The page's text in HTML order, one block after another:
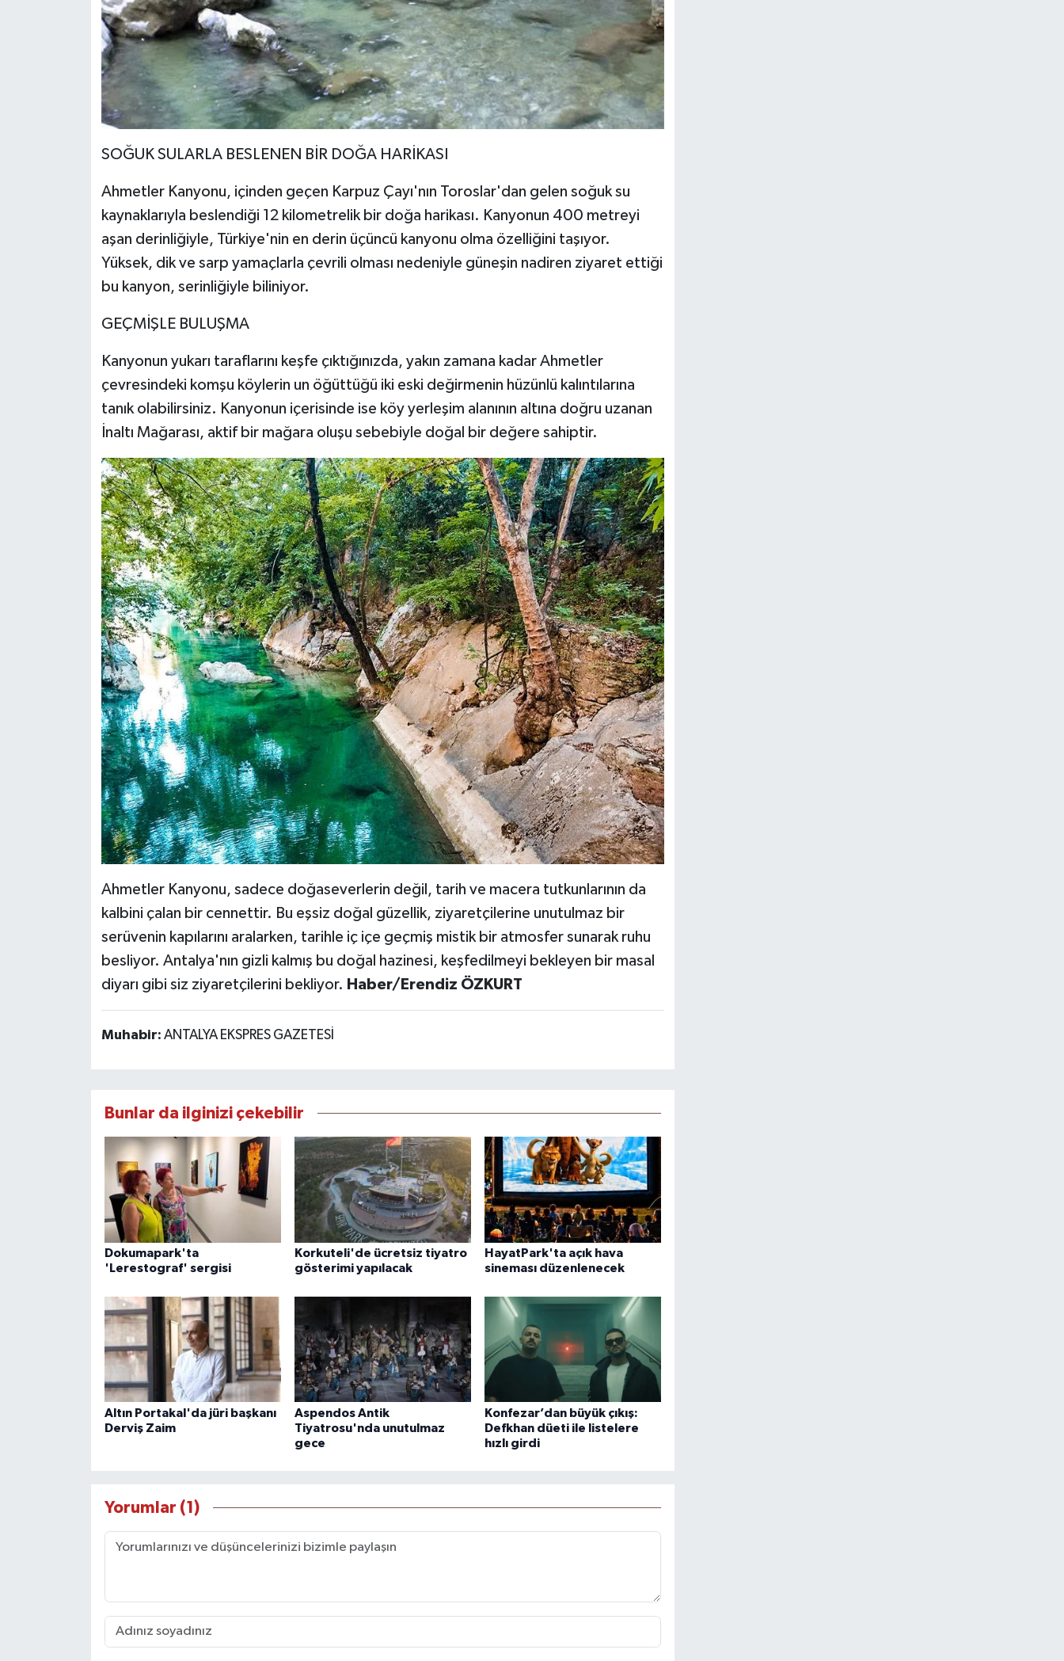
SOĞUK SULARLA BESLENEN BİR DOĞA HARİKASI
Ahmetler Kanyonu, içinden geçen Karpuz Çayı'nın Toroslar'dan gelen soğuk su
kaynaklarıyla beslendiği 12 kilometrelik bir doğa harikası. Kanyonun 400 metreyi
aşan derinliğiyle, Türkiye'nin en derin üçüncü kanyonu olma özelliğini taşıyor.
Yüksek, dik ve sarp yamaçlarla çevrili olması nedeniyle güneşin nadiren ziyaret ettiği
bu kanyon, serinliğiyle biliniyor.
GEÇMİŞLE BULUŞMA
Kanyonun yukarı taraflarını keşfe çıktığınızda, yakın zamana kadar Ahmetler
çevresindeki komşu köylerin un öğüttüğü iki eski değirmenin hüzünlü kalıntılarına
tanık olabilirsiniz. Kanyonun içerisinde ise köy yerleşim alanının altına doğru uzanan
İnaltı Mağarası, aktif bir mağara oluşu sebebiyle doğal bir değere sahiptir.
Ahmetler Kanyonu, sadece doğaseverlerin değil, tarih ve macera tutkunlarının da
kalbini çalan bir cennettir. Bu eşsiz doğal güzellik, ziyaretçilerine unutulmaz bir
serüvenin kapılarını aralarken, tarihle iç içe geçmiş mistik bir atmosfer sunarak ruhu
besliyor. Antalya'nın gizli kalmış bu doğal hazinesi, keşfedilmeyi bekleyen bir masal
diyarı gibi siz ziyaretçilerini bekliyor. Haber/Erendiz ÖZKURT
Muhabir: ANTALYA EKSPRES GAZETESİ
Bunlar da ilginizi çekebilir
Dokumapark'ta
'Lerestograf' sergisi
Korkuteli'de ücretsiz tiyatro
gösterimi yapılacak
HayatPark'ta açık hava
sineması düzenlenecek
Altın Portakal'da jüri başkanı
Derviş Zaim
Aspendos Antik
Tiyatrosu'nda unutulmaz
gece
Konfezar’dan büyük çıkış:
Defkhan düeti ile listelere
hızlı girdi
Yorumlar (1)